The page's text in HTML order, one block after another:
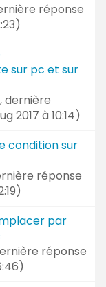
réponse
)
sur pc et sur
dernière
2017 à 10:14)
condition sur
réponse
)
par
réponse
)